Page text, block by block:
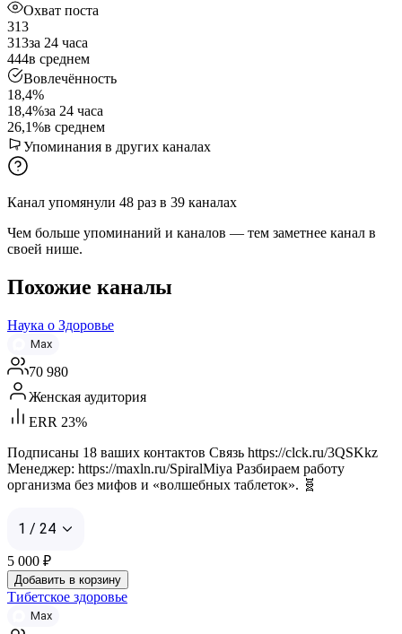
Охват поста
313
313за 24 часа
444в среднем
Вовлечённость
18,4%
18,4%за 24 часа
26,1%в среднем
Упоминания в других каналах
Канал упомянули 48 раз в 39 каналах
Чем больше упоминаний и каналов — тем заметнее канал в
своей нише.
Похожие каналы
Наука о Здоровье
Max
70 980
Женская аудитория
ERR 23%
Подписаны 18 ваших контактов Связь https://clck.ru/3QSKkz
Менеджер: https://maxln.ru/SpiralMiya Разбираем работу
организма без мифов и «волшебных таблеток». 🧬
1 / 24
5 000 ₽
Добавить в корзину
Тибетское здоровье
Max